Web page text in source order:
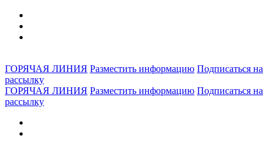
ГОРЯЧАЯ ЛИНИЯ Разместить информацию Подписаться на
рассылку
ГОРЯЧАЯ ЛИНИЯ Разместить информацию Подписаться на
рассылку